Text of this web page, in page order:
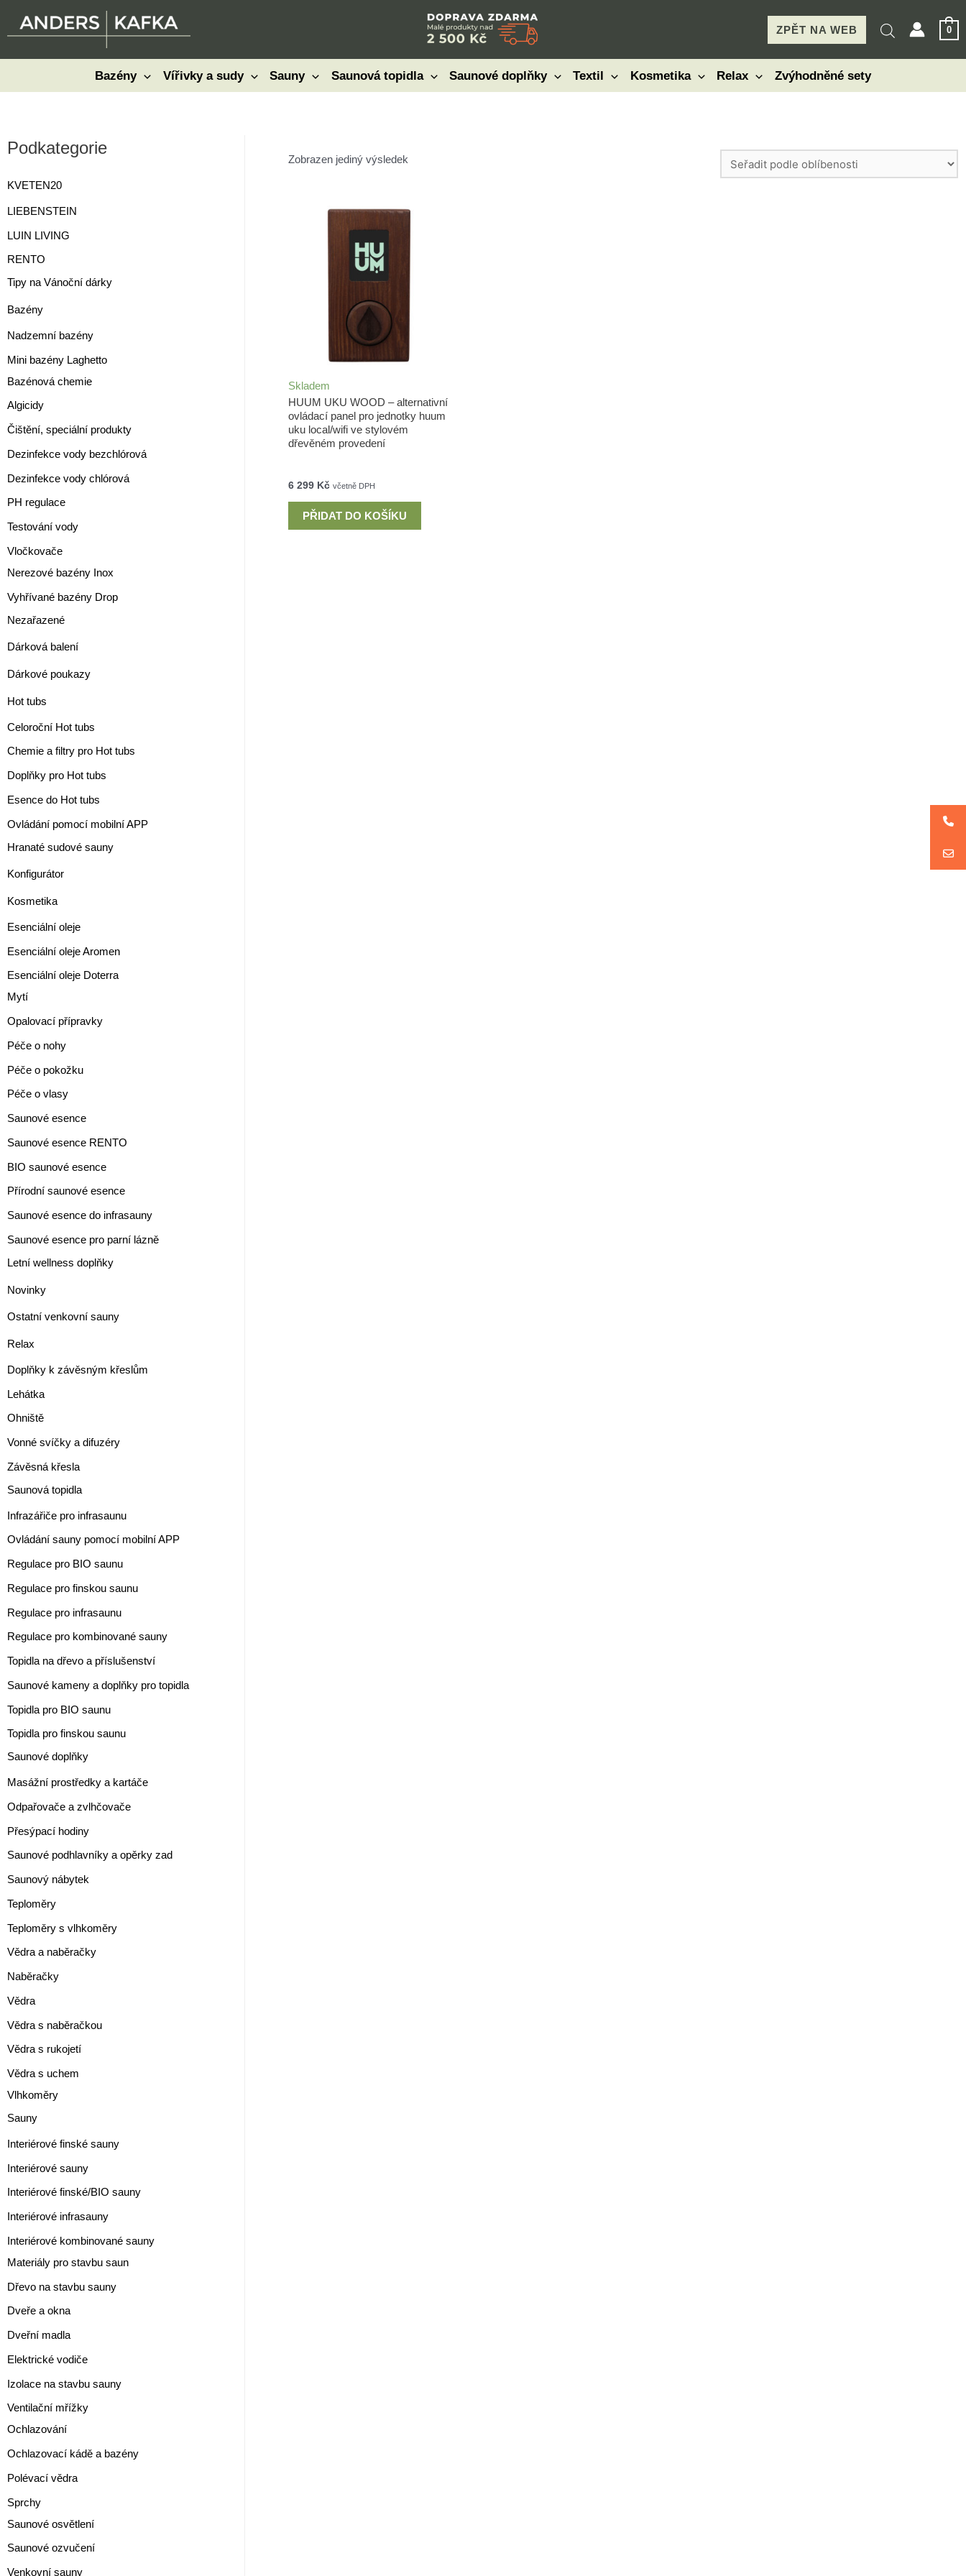
ZPĚT NA WEB 0
Bazény Vířivky a sudy Sauny Saunová topidla Saunové doplňky Textil Kosmetika Relax Zvýhodněné sety
Podkategorie
KVETEN20
LIEBENSTEIN
LUIN LIVING
RENTO
Tipy na Vánoční dárky
Bazény
Nadzemní bazény
Mini bazény Laghetto
Bazénová chemie
Algicidy
Čištění, speciální produkty
Dezinfekce vody bezchlórová
Dezinfekce vody chlórová
PH regulace
Testování vody
Vločkovače
Nerezové bazény Inox
Vyhřívané bazény Drop
Nezařazené
Dárková balení
Dárkové poukazy
Hot tubs
Celoroční Hot tubs
Chemie a filtry pro Hot tubs
Doplňky pro Hot tubs
Esence do Hot tubs
Ovládání pomocí mobilní APP
Hranaté sudové sauny
Konfigurátor
Kosmetika
Esenciální oleje
Esenciální oleje Aromen
Esenciální oleje Doterra
Mytí
Opalovací přípravky
Péče o nohy
Péče o pokožku
Péče o vlasy
Saunové esence
Saunové esence RENTO
BIO saunové esence
Přírodní saunové esence
Saunové esence do infrasauny
Saunové esence pro parní lázně
Letní wellness doplňky
Novinky
Ostatní venkovní sauny
Relax
Doplňky k závěsným křeslům
Lehátka
Ohniště
Vonné svíčky a difuzéry
Závěsná křesla
Saunová topidla
Infrazářiče pro infrasaunu
Ovládání sauny pomocí mobilní APP
Regulace pro BIO saunu
Regulace pro finskou saunu
Regulace pro infrasaunu
Regulace pro kombinované sauny
Topidla na dřevo a příslušenství
Saunové kameny a doplňky pro topidla
Topidla pro BIO saunu
Topidla pro finskou saunu
Saunové doplňky
Masážní prostředky a kartáče
Odpařovače a zvlhčovače
Přesýpací hodiny
Saunové podhlavníky a opěrky zad
Saunový nábytek
Teploměry
Teploměry s vlhkoměry
Vědra a naběračky
Naběračky
Vědra
Vědra s naběračkou
Vědra s rukojetí
Vědra s uchem
Vlhkoměry
Sauny
Interiérové finské sauny
Interiérové sauny
Interiérové finské/BIO sauny
Interiérové infrasauny
Interiérové kombinované sauny
Materiály pro stavbu saun
Dřevo na stavbu sauny
Dveře a okna
Dveřní madla
Elektrické vodiče
Izolace na stavbu sauny
Ventilační mřížky
Ochlazování
Ochlazovací kádě a bazény
Polévací vědra
Sprchy
Saunové osvětlení
Saunové ozvučení
Venkovní sauny
Zobrazen jediný výsledek
Skladem
HUUM UKU WOOD – alternativní
ovládací panel pro jednotky huum
uku local/wifi ve stylovém
dřevěném provedení
6 299 Kč včetně DPH
PŘIDAT DO KOŠÍKU